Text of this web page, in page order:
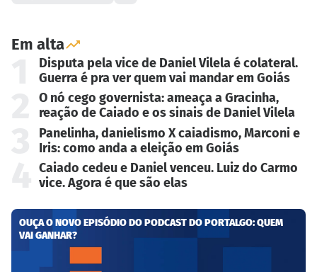
Em alta
Disputa pela vice de Daniel Vilela é colateral.
Guerra é pra ver quem vai mandar em Goiás
O nó cego governista: ameaça a Gracinha,
reação de Caiado e os sinais de Daniel Vilela
Panelinha, danielismo X caiadismo, Marconi e
Iris: como anda a eleição em Goiás
Caiado cedeu e Daniel venceu. Luiz do Carmo
vice. Agora é que são elas
OUÇA O NOVO EPISÓDIO DO PODCAST DO PORTALGO: QUEM
VAI GANHAR?